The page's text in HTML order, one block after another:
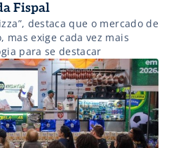
Fispal
destaca que o mercado de
mas exige cada vez mais
para se destacar